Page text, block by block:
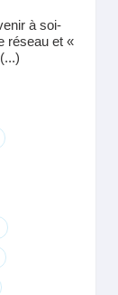
à soi-
réseau et «